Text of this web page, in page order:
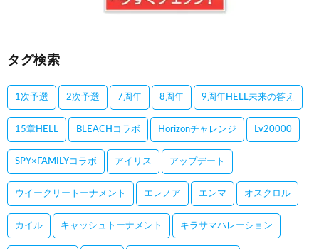
タグ検索
1次予選 2次予選 7周年 8周年 9周年HELL未来の答え
15章HELL BLEACHコラボ Horizonチャレンジ Lv20000
SPY×FAMILYコラボ アイリス アップデート
ウイークリートーナメント エレノア エンマ オスクロル
カイル キャッシュトーナメント キラサマハレーション